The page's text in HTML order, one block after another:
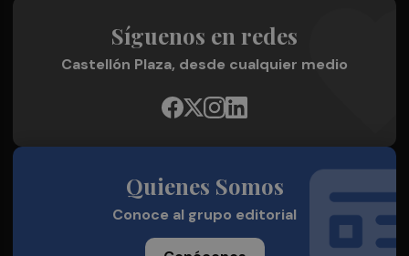
Síguenos en redes
Castellón Plaza, desde cualquier medio
Quienes Somos
Conoce al grupo editorial